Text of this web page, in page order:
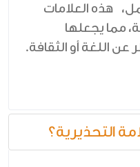
هذه العلامات
مما يجعلها
اللغة أو الثقافة.
التحذيرية؟